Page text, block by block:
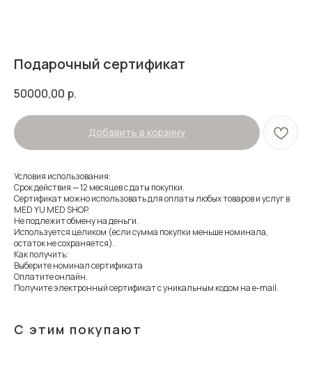
Подарочный сертификат
50000,00 р.
Добавить в корзину
Условия использования:
Срок действия — 12 месяцев с даты покупки.
Сертификат можно использовать для оплаты любых товаров и услуг в
MED YU MED SHOP.
Не подлежит обмену на деньги.
Используется целиком (если сумма покупки меньше номинала,
остаток не сохраняется).
Как получить:
Выберите номинал сертификата
Оплатите онлайн.
Получите электронный сертификат с уникальным кодом на e-mail.
С этим покупают